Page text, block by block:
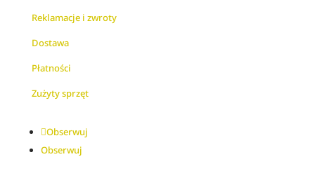
Reklamacje i zwroty
Dostawa
Płatności
Zużyty sprzęt
Obserwuj
Obserwuj